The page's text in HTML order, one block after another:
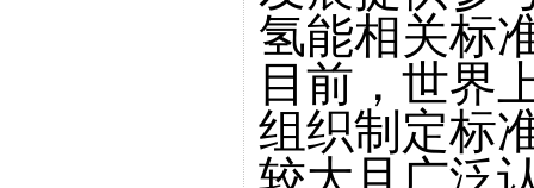
氢能相关标
目前，世界
组织制定标